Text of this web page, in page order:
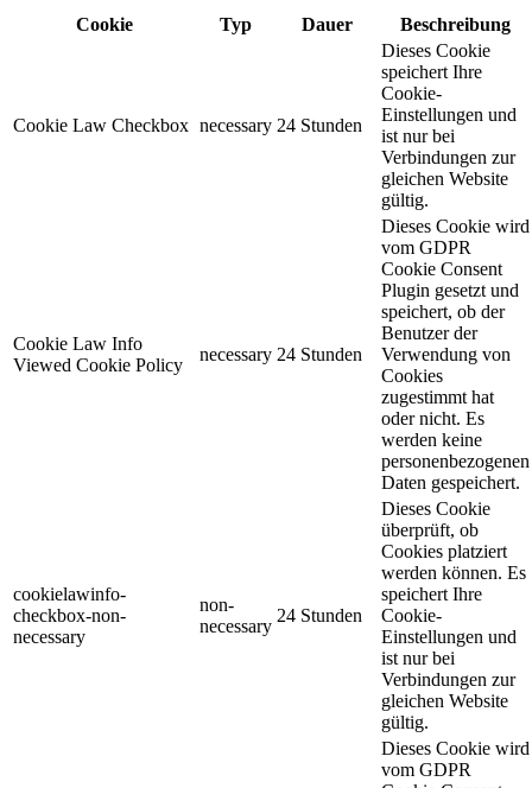
Cookie Typ Dauer Beschreibung
Cookie Law Checkbox necessary 24 Stunden
Dieses Cookie
speichert Ihre
Cookie-
Einstellungen und
ist nur bei
Verbindungen zur
gleichen Website
gültig.
Cookie Law Info
Viewed Cookie Policy
necessary 24 Stunden
Dieses Cookie wird
vom GDPR
Cookie Consent
Plugin gesetzt und
speichert, ob der
Benutzer der
Verwendung von
Cookies
zugestimmt hat
oder nicht. Es
werden keine
personenbezogenen
Daten gespeichert.
cookielawinfo-
checkbox-non-
necessary
non-
necessary
24 Stunden
Dieses Cookie
überprüft, ob
Cookies platziert
werden können. Es
speichert Ihre
Cookie-
Einstellungen und
ist nur bei
Verbindungen zur
gleichen Website
gültig.
Dieses Cookie wird
vom GDPR